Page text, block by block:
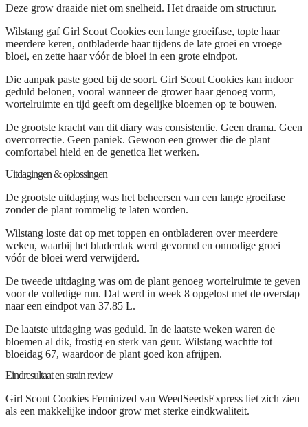
Deze grow draaide niet om snelheid. Het draaide om structuur.
Wilstang gaf Girl Scout Cookies een lange groeifase, topte haar
meerdere keren, ontbladerde haar tijdens de late groei en vroege
bloei, en zette haar vóór de bloei in een grote eindpot.
Die aanpak paste goed bij de soort. Girl Scout Cookies kan indoor
geduld belonen, vooral wanneer de grower haar genoeg vorm,
wortelruimte en tijd geeft om degelijke bloemen op te bouwen.
De grootste kracht van dit diary was consistentie. Geen drama. Geen
overcorrectie. Geen paniek. Gewoon een grower die de plant
comfortabel hield en de genetica liet werken.
Uitdagingen & oplossingen
De grootste uitdaging was het beheersen van een lange groeifase
zonder de plant rommelig te laten worden.
Wilstang loste dat op met toppen en ontbladeren over meerdere
weken, waarbij het bladerdak werd gevormd en onnodige groei
vóór de bloei werd verwijderd.
De tweede uitdaging was om de plant genoeg wortelruimte te geven
voor de volledige run. Dat werd in week 8 opgelost met de overstap
naar een eindpot van 37.85 L.
De laatste uitdaging was geduld. In de laatste weken waren de
bloemen al dik, frostig en sterk van geur. Wilstang wachtte tot
bloeidag 67, waardoor de plant goed kon afrijpen.
Eindresultaat en strain review
Girl Scout Cookies Feminized van WeedSeedsExpress liet zich zien
als een makkelijke indoor grow met sterke eindkwaliteit.